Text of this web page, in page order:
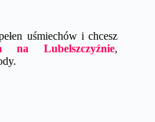
uśmiechów i chcesz
na Lubelszczyźnie,